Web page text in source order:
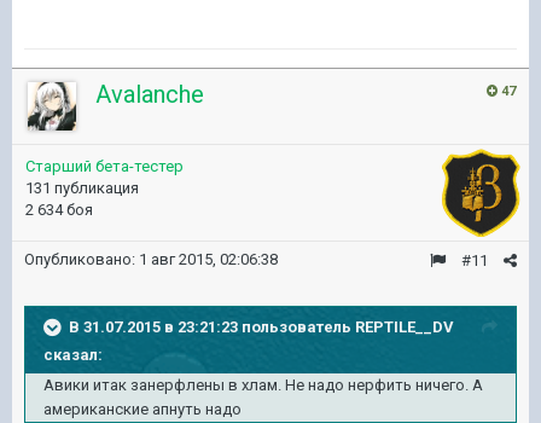
47
Avalanche
Старший бета-тестер
131 публикация
2 634 боя
#11
Опубликовано: 1 авг 2015, 02:06:38
В 31.07.2015 в 23:21:23 пользователь REPTILE__DV
сказал:
Авики итак занерфлены в хлам. Не надо нерфить ничего. А
американские апнуть надо